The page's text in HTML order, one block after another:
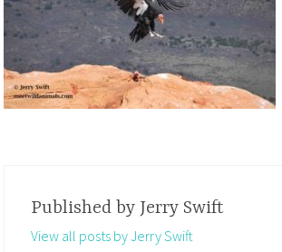
Published by Jerry Swift
View all posts by Jerry Swift